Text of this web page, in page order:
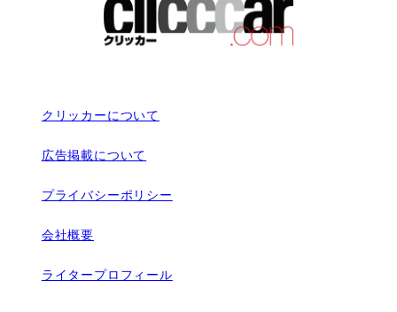
クリッカーについて
広告掲載について
プライバシーポリシー
会社概要
ライタープロフィール